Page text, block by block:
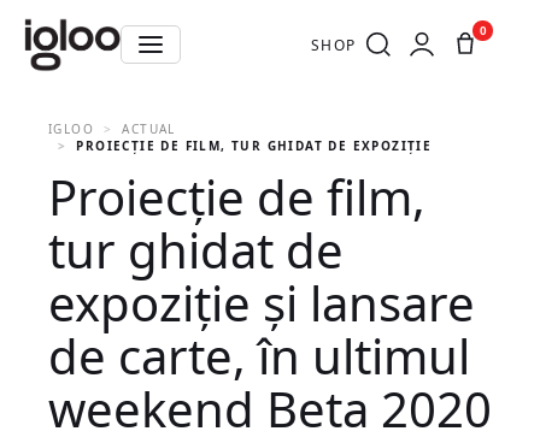
SHOP
0
IGLOO
ACTUAL
PROIECȚIE DE FILM, TUR GHIDAT DE EXPOZIȚIE ȘI LANSARE
Proiecție de film,
tur ghidat de
expoziție și lansare
de carte, în ultimul
weekend Beta 2020